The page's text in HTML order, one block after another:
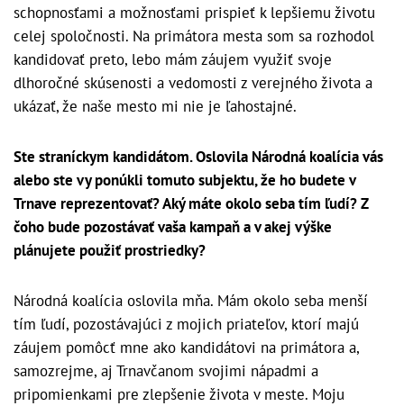
schopnosťami a možnosťami prispieť k lepšiemu životu
celej spoločnosti. Na primátora mesta som sa rozhodol
kandidovať preto, lebo mám záujem využiť svoje
dlhoročné skúsenosti a vedomosti z verejného života a
ukázať, že naše mesto mi nie je ľahostajné.
Ste straníckym kandidátom. Oslovila Národná koalícia vás
alebo ste vy ponúkli tomuto subjektu, že ho budete v
Trnave reprezentovať? Aký máte okolo seba tím ľudí? Z
čoho bude pozostávať vaša kampaň a v akej výške
plánujete použiť prostriedky?
Národná koalícia oslovila mňa. Mám okolo seba menší
tím ľudí, pozostávajúci z mojich priateľov, ktorí majú
záujem pomôcť mne ako kandidátovi na primátora a,
samozrejme, aj Trnavčanom svojimi nápadmi a
pripomienkami pre zlepšenie života v meste. Moju